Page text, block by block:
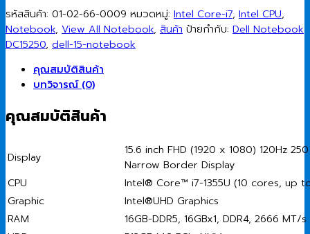
Silver)
ชิ้น
รหัสสินค้า: 01-02-66-0009 หมวดหมู่: Intel Core-i7, Intel CPU,
Notebook, View All Notebook, สินค้า ป้ายกำกับ: Dell Notebook
DC15250, dell-15-notebook
คุณสมบัติสินค้า
บทวิจารณ์ (0)
คุณสมบัติสินค้า
Display
15.6 inch FHD (1920 x 1080) 120Hz
Narrow Border Display
CPU
Intel® Core™ i7-1355U (10 cores, up
Graphic
Intel®UHD Graphics
RAM
16GB-DDR5, 16GBx1, DDR4, 2666 MT/s